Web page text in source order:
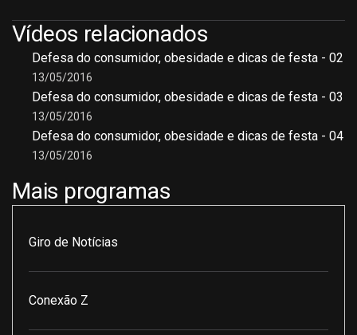
Vídeos relacionados
Defesa do consumidor, obesidade e dicas de festa - 02
13/05/2016
Defesa do consumidor, obesidade e dicas de festa - 03
13/05/2016
Defesa do consumidor, obesidade e dicas de festa - 04
13/05/2016
Mais programas
Giro de Notícias
Conexão Z